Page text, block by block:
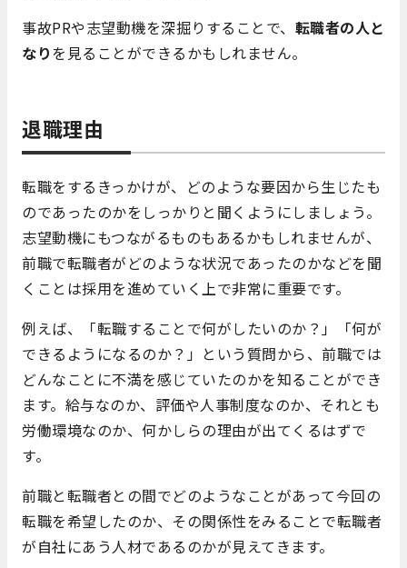
事故PRや志望動機を深掘りすることで、 転職者の人と
なりを見ることができるかもしれません。
退職理由
転職をするきっかけが、どのような要因から生じたも
のであったのかをしっかりと聞くようにしましょう。
志望動機にもつながるものもあるかもしれませんが、
前職で転職者がどのような状況であったのかなどを聞
くことは採用を進めていく上で非常に重要です。
例えば、「転職することで何がしたいのか？」「何が
できるようになるのか？」という質問から、前職では
どんなことに不満を感じていたのかを知ることができ
ます。給与なのか、評価や人事制度なのか、それとも
労働環境なのか、何かしらの理由が出てくるはずで
す。
前職と転職者との間でどのようなことがあって今回の
転職を希望したのか、その関係性をみることで転職者
が自社にあう人材であるのかが見えてきます。